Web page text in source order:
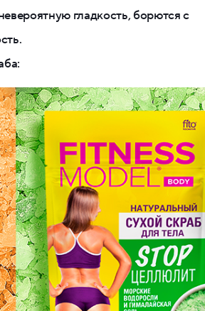
гладкость, борются с